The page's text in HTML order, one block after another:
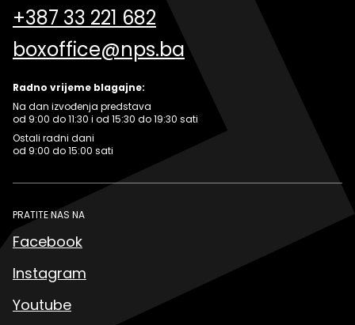
+387 33 221 682
boxoffice@nps.ba
Radno vrijeme blagajne:
Na dan izvođenja predstava
od 9:00 do 11:30 i od 15:30 do 19:30 sati
Ostali radni dani
od 9:00 do 15:00 sati
PRATITE NAS NA
Facebook
Instagram
Youtube